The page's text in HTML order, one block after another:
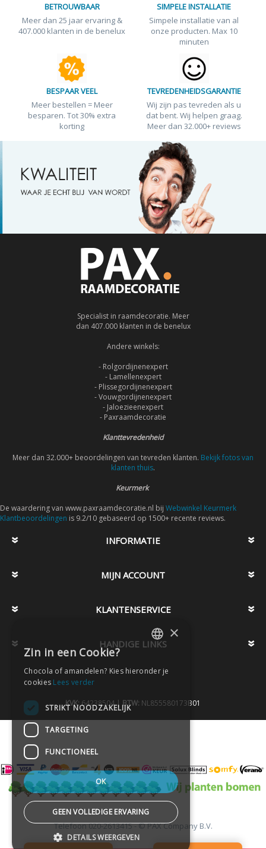
BETROUWBAAR
Meer dan 25 jaar ervaring &
407.000 klanten in de benelux
SIMPELE INSTALLATIE
Simpele installatie van al
onze producten. Max 10
minuten
BESPAAR VEEL
Meer bestellen = Meer
besparen. Tot 30% extra
korting
TEVREDENHEIDSGARANTIE
Wij zijn pas tevreden als u
dat bent. Wij helpen graag.
Meer dan 32.000+ reviews
Specialist in raamdecoratie. Meer
dan 407.000 klanten in de benelux
Andere winkels:
- Rolgordijnenexpert
- Lamellenexpert
- Plissegordijnenexpert
- Vouwgordijnenexpert
- Jaloezieenexpert
- Paxraamdecoratie
Klanttevredenheid
Meer dan 32.000+ beoordelingen van tevreden klanten. Bekijk fotos van
klanten thuis.
Keurmerk
De waardering van www.paxraamdecoratie.nl bij Webwinkel Keurmerk
Klantbeoordelingen is 9.2/10 gebaseerd op 1500+ recente reviews.
INFORMATIE
MIJN ACCOUNT
KLANTENSERVICE
HANDIGE LINKS
KVK:64238504 | BTW: NL855580173B01
Telefoon020-2613415 -© PAX Company B.V.
-
DUTCH
×
Zin in een Cookie?
Chocola of amandelen? Kies hieronder je
cookies Lees verder
STRIKT NOODZAKELIJK
TARGETING
FUNCTIONEEL
OK
GEEN VOLLEDIGE ERVARING
DETAILS WEERGEVEN